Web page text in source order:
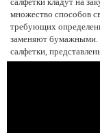
множество способов
требующих
заменяют бумажными.
салфетки,